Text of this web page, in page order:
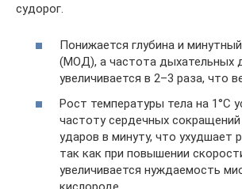
судорог.
Понижается глубина и
(МОД), а частота дыхательных
увеличивается в 2–3 раза, что
Рост температуры тела на 1°C
частоту сердечных
ударов в минуту, что ухудшает
так как при повышении
увеличивается нуждаемость